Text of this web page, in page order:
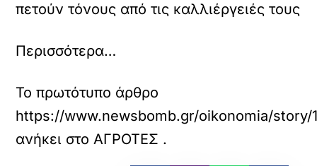
πετούν τόνους από τις καλλιέργειές τους
Περισσότερα…
Το πρωτότυπο άρθρο
https://www.newsbomb.gr/oikonomia/
ανήκει στοΑΓΡΟΤΕΣ .